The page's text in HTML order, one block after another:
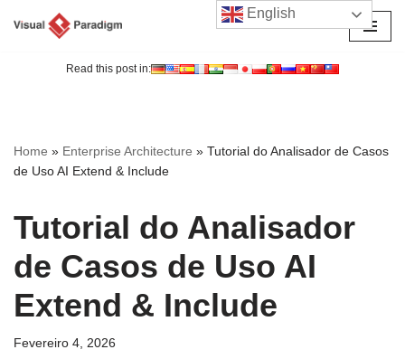
Read this post in:
Home » Enterprise Architecture » Tutorial do Analisador de Casos
de Uso AI Extend & Include
Tutorial do Analisador
de Casos de Uso AI
Extend & Include
Fevereiro 4, 2026
English